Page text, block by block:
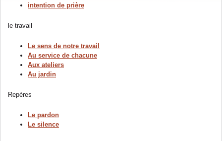
intention de prière
le travail
Le sens de notre travail
Au service de chacune
Aux ateliers
Au jardin
Repères
Le pardon
Le silence